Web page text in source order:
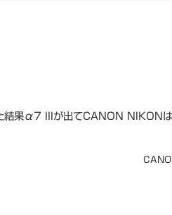
結果α7 IIIが出てCANON NIKON